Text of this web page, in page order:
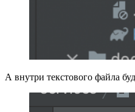
А внутри текстового файла